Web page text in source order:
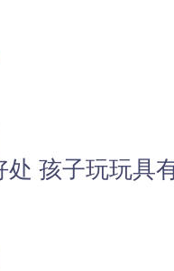
处 孩子玩玩具